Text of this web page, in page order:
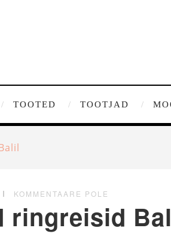
TOOTED TOOTJAD
KOMMENTAARE POLE
ringreisid